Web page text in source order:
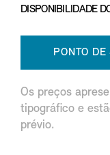
DISPONIBILIDADE
PONTO DE
Os preços
tipográfico e
prévio.